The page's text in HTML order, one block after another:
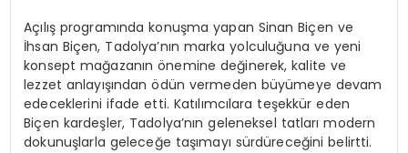
Açılış programında konuşma yapan Sinan Biçen ve
İhsan Biçen, Tadolya’nın marka yolculuğuna ve yeni
konsept mağazanın önemine değinerek, kalite ve
lezzet anlayışından ödün vermeden büyümeye devam
edeceklerini ifade etti. Katılımcılara teşekkür eden
Biçen kardeşler, Tadolya’nın geleneksel tatları modern
dokunuşlarla geleceğe taşımayı sürdüreceğini belirtti.